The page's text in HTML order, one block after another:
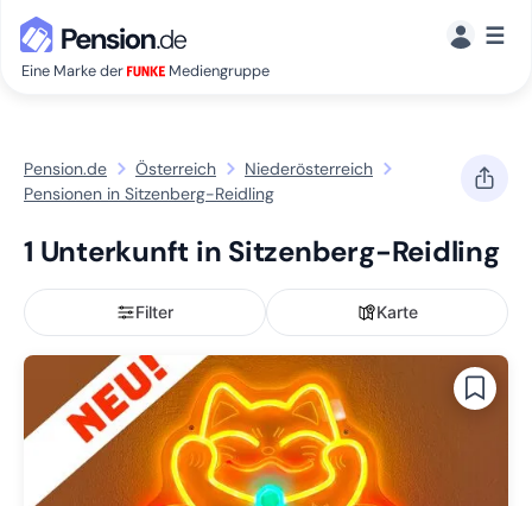
Eine Marke der Mediengruppe
☰
Pension.de Österreich
Niederösterreich
Pensionen in Sitzenberg-Reidling
1 Unterkunft in Sitzenberg-Reidling
Filter Karte